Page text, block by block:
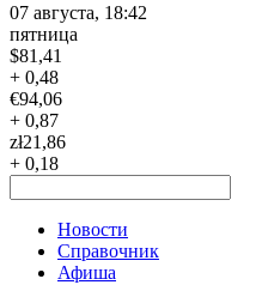
07 августа, 18:42
пятница
$81,41
+ 0,48
€94,06
+ 0,87
zł21,86
+ 0,18
Новости
Справочник
Афиша